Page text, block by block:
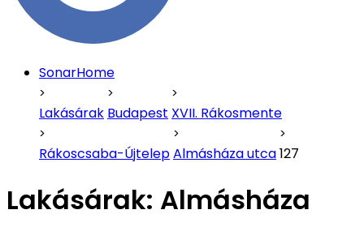
SonarHome
Lakásárak Budapest XVII. Rákosmente
Rákoscsaba-ÚjtelepAlmásháza utca127
Lakásárak: Almásháza